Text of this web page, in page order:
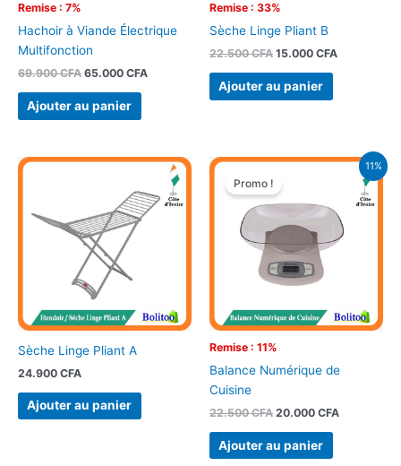
Remise : 7%
Hachoir à Viande Électrique
Multifonction
69.900CFA 65.000 CFA
Ajouter au panier
Remise : 33%
Sèche Linge Pliant B
22.500CFA 15.000 CFA
Ajouter au panier
Sèche Linge Pliant A
24.900 CFA
Ajouter au panier
11%
Remise : 11%
Promo !
Balance Numérique de
Cuisine
22.500CFA
Le
initial
était :
22.500 CFA.
20.000 CFA
Le
actuel
est :
20.000
Ajouter au panier